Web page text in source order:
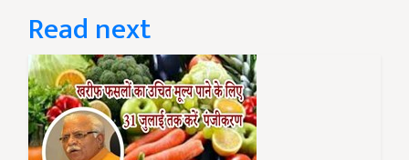
Read next